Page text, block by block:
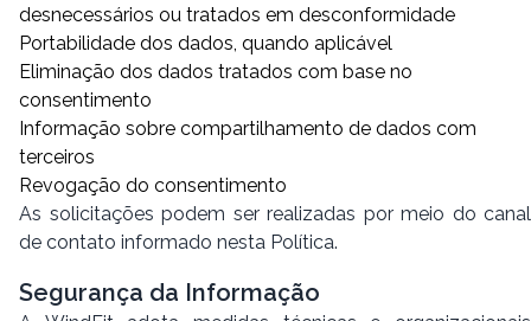
desnecessários ou tratados em desconformidade
Portabilidade dos dados, quando aplicável
Eliminação dos dados tratados com base no
consentimento
Informação sobre compartilhamento de dados com
terceiros
Revogação do consentimento
As solicitações podem ser realizadas por meio do canal
de contato informado nesta Política.
Segurança da Informação